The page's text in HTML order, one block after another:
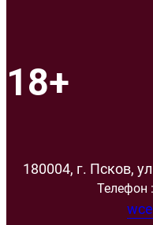
18+
180004, г. Псков,
Телефон :